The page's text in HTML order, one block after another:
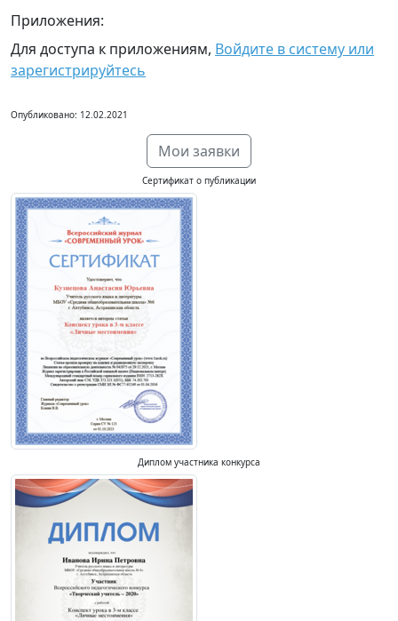
Приложения:
Для доступа к приложениям, Войдите в систему или
зарегистрируйтесь
Опубликовано: 12.02.2021
Мои заявки
Сертификат о публикации
Диплом участника конкурса